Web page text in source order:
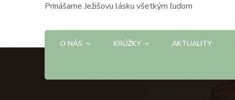
Prinášame Ježišovu lásku všetkým ľuďom
O NÁS KRÚŽKY AKTUALITY